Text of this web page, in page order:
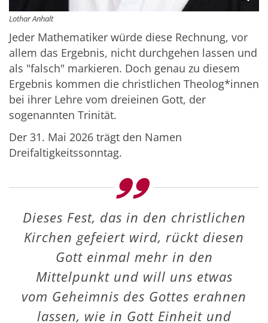
Lothar Anhalt
Jeder Mathematiker würde diese Rechnung, vor
allem das Ergebnis, nicht durchgehen lassen und
als "falsch" markieren. Doch genau zu diesem
Ergebnis kommen die christlichen Theolog*innen
bei ihrer Lehre vom dreieinen Gott, der
sogenannten Trinität.
Der 31. Mai 2026 trägt den Namen
Dreifaltigkeitssonntag.
Dieses Fest, das in den christlichen
Kirchen gefeiert wird, rückt diesen
Gott einmal mehr in den
Mittelpunkt und will uns etwas
vom Geheimnis des Gottes erahnen
lassen, wie in Gott Einheit und